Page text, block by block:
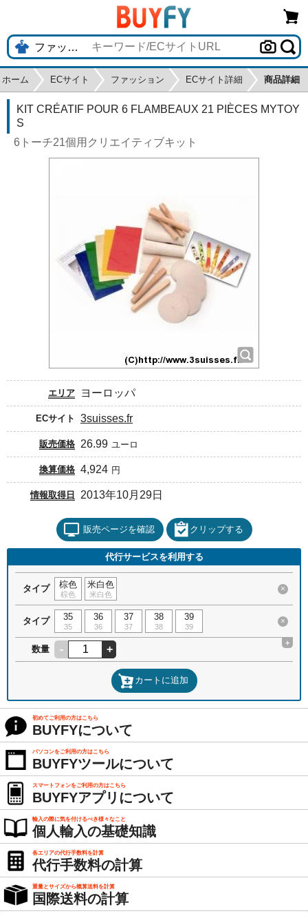
ホーム ECサイト ファッション ECサイト詳細 商品詳細
KIT CRÉATIF POUR 6 FLAMBEAUX 21 PIÈCES MYTOY
S
6トーチ21個用クリエイティブキット
エリア ヨーロッパ
ECサイト 3suisses.fr
販売価格 26.99 ユーロ
換算価格 4,924 円
情報取得日 2013年10月29日
販売ページを確認 クリップする
代行サービスを利用する
タイプ 棕色
棕色
米白色
米白色
×
タイプ 35
35
36
36
37
37
38
38
39
39
×
数量 - +
+
カートに追加
初めてご利用の方はこちら
BUYFYについて
パソコンをご利用の方はこちら
BUYFYツールについて
スマートフォンをご利用の方はこちら
BUYFYアプリについて
輸入の際に気を付けるべき様々なこと
個人輸入の基礎知識
各エリアの代行手数料を計算
代行手数料の計算
重量とサイズから概算送料を計算
国際送料の計算